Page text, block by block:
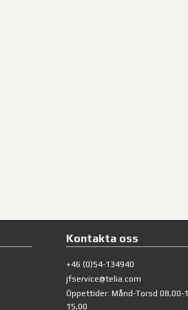
Kontakta oss
+46 (0)54-134940
jfservice@telia.com
Öppettider: Månd-Torsd 08,00-
15,00